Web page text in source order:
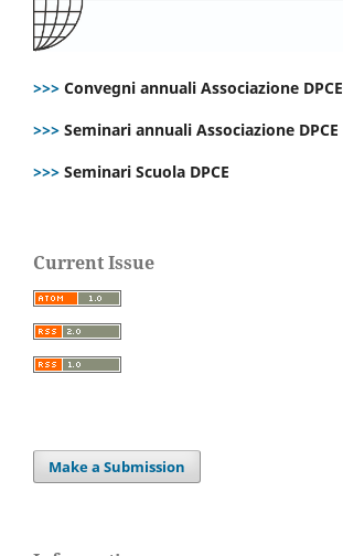
>>> Convegni annuali Associazione DPCE
>>> Seminari annuali Associazione DPCE
>>> Seminari Scuola DPCE
Current Issue
Make a Submission